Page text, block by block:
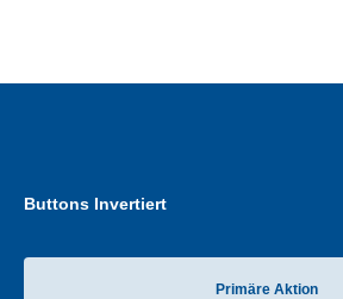
Buttons Invertiert
Primäre Aktion